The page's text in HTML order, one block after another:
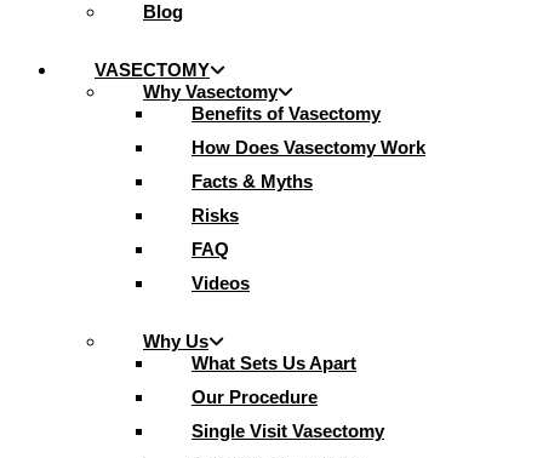
Blog
VASECTOMY
Why Vasectomy
Benefits of Vasectomy
How Does Vasectomy Work
Facts & Myths
Risks
FAQ
Videos
Why Us
What Sets Us Apart
Our Procedure
Single Visit Vasectomy